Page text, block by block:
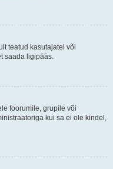
teatud kasutajatel või
saada ligipääs.
foorumile, grupile või
kui sa ei ole kindel,